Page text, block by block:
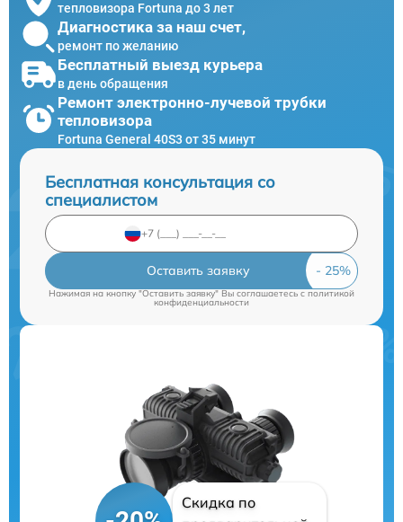
тепловизора Fortuna до 3 лет
Диагностика за наш счет,
ремонт по желанию
Бесплатный выезд курьера
в день обращения
Ремонт электронно-лучевой трубки
тепловизора
Fortuna General 40S3 от 35 минут
Бесплатная консультация со
специалистом
Оставить заявку
Нажимая на кнопку "Оставить заявку" Вы соглашаетесь cполитикой
конфиденциальности
Скидка по